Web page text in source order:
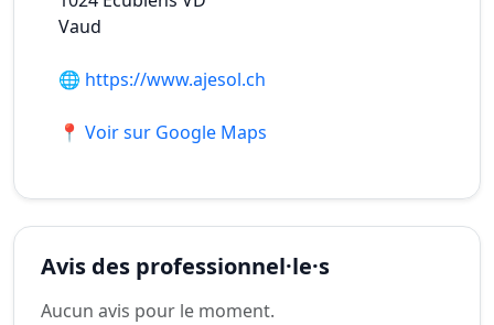
Vaud
🌐 https://www.ajesol.ch
📍 Voir sur Google Maps
Avis des professionnel·le·s
Aucun avis pour le moment.